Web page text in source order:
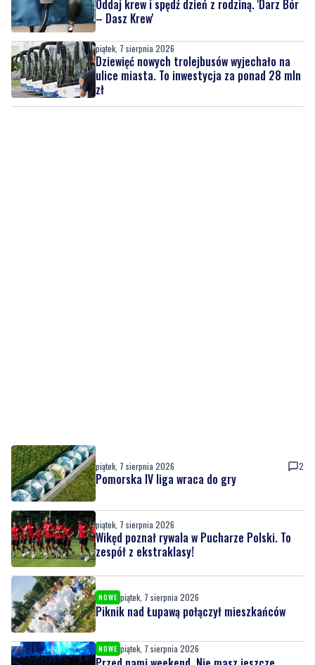
Oddaj krew i spędź dzień z rodziną. 'Darz Bór
– Dasz Krew'
piątek, 7 sierpnia 2026
Dziewięć nowych trolejbusów wyjechało na
ulice miasta. To inwestycja za ponad 28 mln
zł
piątek, 7 sierpnia 2026 2
Pomorska IV liga wraca do gry
piątek, 7 sierpnia 2026
Wikęd poznał rywala w Pucharze Polski. To
zespół z ekstraklasy!
NOWE piątek, 7 sierpnia 2026
Piknik nad Łupawą połączył mieszkańców
NOWE piątek, 7 sierpnia 2026